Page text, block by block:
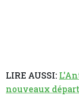
LIRE AUSSI:
nouveaux